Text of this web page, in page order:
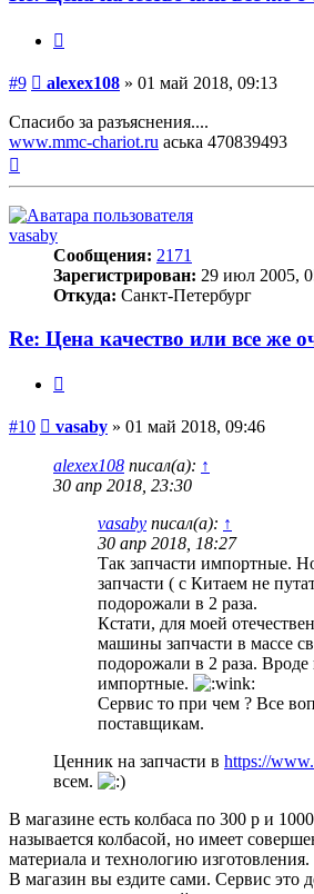
#9 Сообщение
alexex108 » 01 май 2018, 09:13
Спасибо за разъяснения....
www.mmc-chariot.ru аська 470839493
vasaby
Сообщения: 2171
Зарегистрирован: 29 июл 2005,
Откуда: Санкт-Петербург
Re: Цена качество или все же
#10 Сообщение
vasaby » 01 май 2018, 09:46
alexex108 писал(а): ↑
30 апр 2018, 23:30
vasaby писал(а): ↑
30 апр 2018, 18:27
Так запчасти импортные.
запчасти ( с Китаем не
подорожали в 2 раза.
Кстати, для моей
машины запчасти в массе
подорожали в 2 раза. Вроде
импортные.
Сервис то при чем ? Все
поставщикам.
Ценник на запчасти в https://
всем.
В магазине есть колбаса по 300 р и
называется колбасой, но имеет
материала и технологию изготовления.
В магазин вы ездите сами. Сервис это